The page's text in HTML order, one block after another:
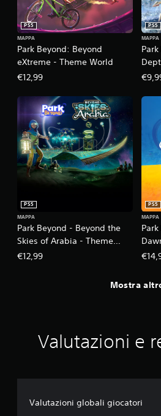
Park Beyond: Beyond
eXtreme - Theme World
PS5
MAPPA
€12,99
PS5
MAPPA
Park Beyond - Beyond the
Skies of Arabia - Theme
World
PS5
MAPPA
€12,99
PS5
MAPPA
Mostra
Valutazioni e
Valutazioni globali giocatori